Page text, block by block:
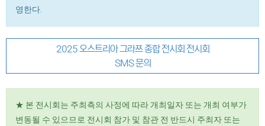
영한다.
2025 오스트리아 그라쯔 종합 전시회 전시회
SMS 문의
★ 본 전시회는 주최측의 사정에 따라 개최일자 또는 개최 여부가
변동될 수 있으므로 전시회 참가 및 참관 전 반드시 주최자 또는